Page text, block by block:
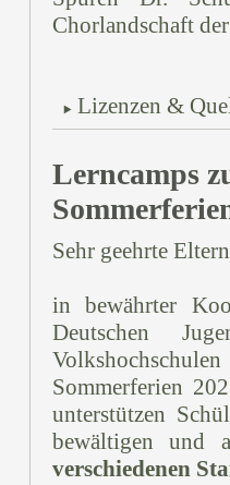
Chorlandschaft
Lizenzen &
Lerncamps
Sehr geehrte
in bewährter
Deutschen
Sommerferien
unterstützen
bewältigen und
verschiedenen